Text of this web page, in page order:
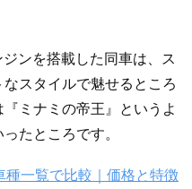
ジンを搭載した同車は、ス
スタイルで魅せるところ
ミナミの帝王』というよ
たところです。
種一覧で比較｜価格と特徴